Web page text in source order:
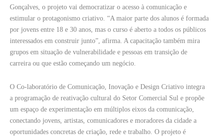
Gonçalves, o projeto vai democratizar o acesso à comunicação e
estimular o protagonismo criativo. “A maior parte dos alunos é formada
por jovens entre 18 e 30 anos, mas o curso é aberto a todos os públicos
interessados em construir junto”, afirma. A capacitação também mira
grupos em situação de vulnerabilidade e pessoas em transição de
carreira ou que estão começando um negócio.
O Co-laboratório de Comunicação, Inovação e Design Criativo integra
a programação de reativação cultural do Setor Comercial Sul e propõe
um espaço de experimentação em múltiplos eixos da comunicação,
conectando jovens, artistas, comunicadores e moradores da cidade a
oportunidades concretas de criação, rede e trabalho. O projeto é